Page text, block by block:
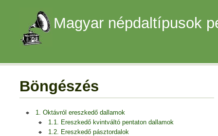
Magyar népdaltípusok
Böngészés
1. Oktávról ereszkedő dallamok
1.1. Ereszkedő kvintváltó pentaton dallamok
1.2. Ereszkedő pásztordalok